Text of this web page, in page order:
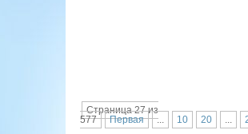
Страница 27 из
577
Первая ... 10 20 ...